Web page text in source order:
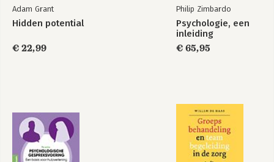
Adam Grant
Hidden potential
€ 22,99
Philip Zimbardo
Psychologie, een
inleiding
€ 65,95